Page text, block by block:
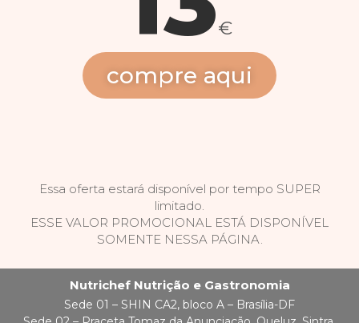
€
compre aqui
Essa oferta estará disponível por tempo SUPER
limitado.
ESSE VALOR PROMOCIONAL ESTÁ DISPONÍVEL
SOMENTE NESSA PÁGINA.
Nutrichef Nutrição e Gastronomia
Sede 01 – SHIN CA2, bloco A – Brasília-DF